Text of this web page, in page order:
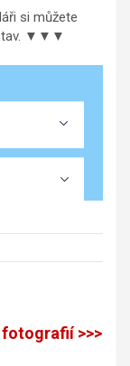
si můžete
▼▼▼
>>>